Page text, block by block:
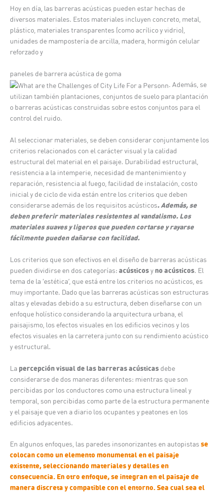
Hoy en día, las barreras acústicas pueden estar hechas de
diversos materiales. Estos materiales incluyen concreto, metal,
plástico, materiales transparentes (como acrílico y vidrio),
unidades de mampostería de arcilla, madera, hormigón celular
reforzado y
paneles de barrera acústica de goma
. Además, se
utilizan también plantaciones, conjuntos de suelo para plantación
o barreras acústicas construidas sobre estos conjuntos para el
control del ruido.
Al seleccionar materiales, se deben considerar conjuntamente los
criterios relacionados con el carácter visual y la calidad
estructural del material en el paisaje. Durabilidad estructural,
resistencia a la intemperie, necesidad de mantenimiento y
reparación, resistencia al fuego, facilidad de instalación, costo
inicial y de ciclo de vida están entre los criterios que deben
considerarse además de los requisitos acústicos. Además, se
deben preferir materiales resistentes al vandalismo. Los
materiales suaves y ligeros que pueden cortarse y rayarse
fácilmente pueden dañarse con facilidad.
Los criterios que son efectivos en el diseño de barreras acústicas
pueden dividirse en dos categorías: acústicosy no acústicos. El
tema de la ‘estética’, que está entre los criterios no acústicos, es
muy importante. Dado que las barreras acústicas son estructuras
altas y elevadas debido a su estructura, deben diseñarse con un
enfoque holístico considerando la arquitectura urbana, el
paisajismo, los efectos visuales en los edificios vecinos y los
efectos visuales en la carretera junto con su rendimiento acústico
y estructural.
La percepción visual de las barreras acústicas debe
considerarse de dos maneras diferentes: mientras que son
percibidas por los conductores como una estructura lineal y
temporal, son percibidas como parte de la estructura permanente
y el paisaje que ven a diario los ocupantes y peatones en los
edificios adyacentes.
En algunos enfoques, las paredes insonorizantes en autopistas se
colocan como un elemento monumental en el paisaje
existente, seleccionando materiales y detalles en
consecuencia. En otro enfoque, se integran en el paisaje de
manera discreta y compatible con el entorno. Sea cual sea el